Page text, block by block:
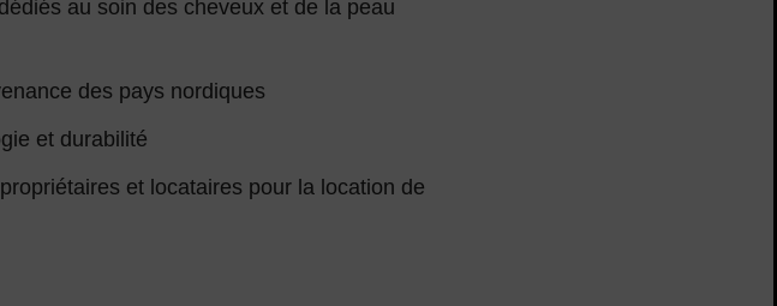
au soin des cheveux et de la peau
des pays nordiques
et durabilité
et locataires pour la location de